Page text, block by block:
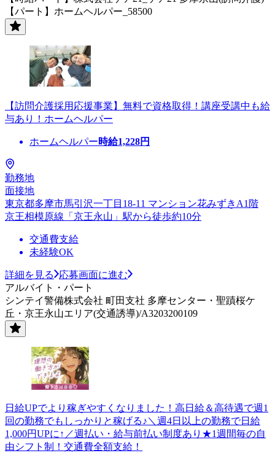
【パート】ホームヘルパー_58500
【訪問介護採用応援事業】無料で資格取得！講座受講中も給
与あり！ホームヘルパー
ホームヘルパー時給1,228円
勤務地
面接地
東京都多摩市馬引沢一丁目18-11 マンション花みずきA1階
京王相模原線「京王永山」駅から徒歩約10分
交通費支給
未経験OK
詳細を見る
応募画面に進む
アルバイト・パート
シンテイ警備株式会社 町田支社 多摩センター・聖蹟桜ケ
丘・京王永山エリア(交通誘導)/A3203200109
日給UPでより稼ぎやすくなりました！高日給＆高待遇で週1
回の勤務でもしっかりと稼げる♪＼週4日以上の勤務で日給
1,000円UPに↑／週払い・給与前払い制度あり★1週間毎の自
由シフト制！交通費全額支給！